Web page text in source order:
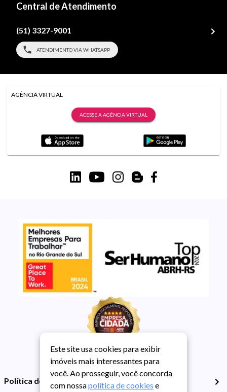
Central de Atendimento
(51) 3327-9001
ATENDIMENTO VIA WHATSAPP
AGÊNCIA VIRTUAL
ACESSE A AGÊNCIA VIRTUAL
Política de Privacidade
Este site usa cookies para exibir
imóveis mais interessantes para
você. Ao prosseguir, você concorda
com nossapolítica de cookies e